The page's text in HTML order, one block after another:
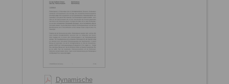
Dynamische